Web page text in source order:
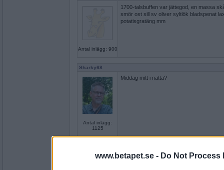
www.betapet.se - Do Not Process
Antal inlägg: 900
1700-talsbuffen var jättegod, en massa
smör ost sill sv oliver syltlök bladspenat
potatisgratäng mm
Sharky68
Antal inlägg:
1125
Middag mitt i natta?
Middan var kl 1900, svarade på ttiittiis